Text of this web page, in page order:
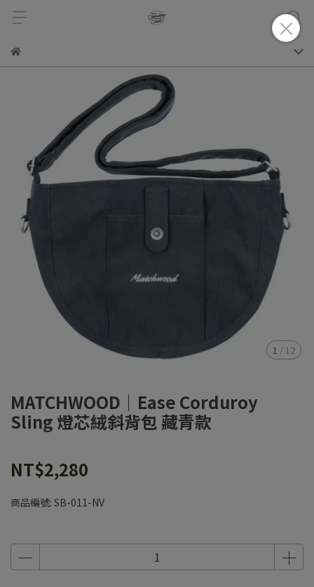
1 / 12
MATCHWOOD｜Ease Corduroy
Sling 燈芯絨斜背包 藏青款
NT$2,280
商品編號: SB-011-NV